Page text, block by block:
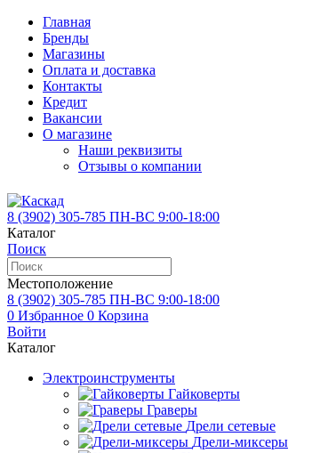
Главная
Бренды
Магазины
Оплата и доставка
Контакты
Кредит
Вакансии
О магазине
Наши реквизиты
Отзывы о компании
8 (3902) 305-785 ПН-ВС 9:00-18:00
Каталог
Поиск
Местоположение
8 (3902) 305-785 ПН-ВС 9:00-18:00
0 Избранное 0 Корзина
Войти
Каталог
Электроинструменты
Гайковерты
Граверы
Дрели сетевые
Дрели-миксеры